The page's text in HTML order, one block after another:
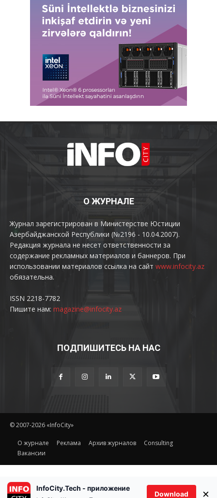
О ЖУРНАЛЕ
Журнал зарегистрирован в Министерстве Юстиции
Азербайджанской Республики (№2196 - 10.04.2007).
Редакция журнала не несет ответственности за
содержание рекламных материалов и баннеров. При
использовании материалов ссылка на сайт www.infocity.az
обязательна.
ISSN 2218-7782
Пишите нам: magazine@infocity.az
ПОДПИШИТЕСЬ НА НАС
© 2007-2026 «InfoCity»
O журнале Реклама Архив журналов
Consulting
Вакансии
InfoCity.Tech - приложение
Download ×